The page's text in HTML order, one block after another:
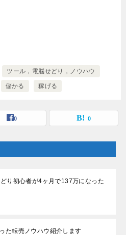
ツール，電脳せどり，ノウハウ
儲かる 稼げる
0 0
り初心者が4ヶ月で137万になった
た転売ノウハウ紹介します